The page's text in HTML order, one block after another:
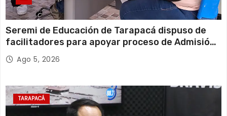
Seremi de Educación de Tarapacá dispuso de
facilitadores para apoyar proceso de Admisión
Escolar 2027
Ago 5, 2026
TARAPACÁ